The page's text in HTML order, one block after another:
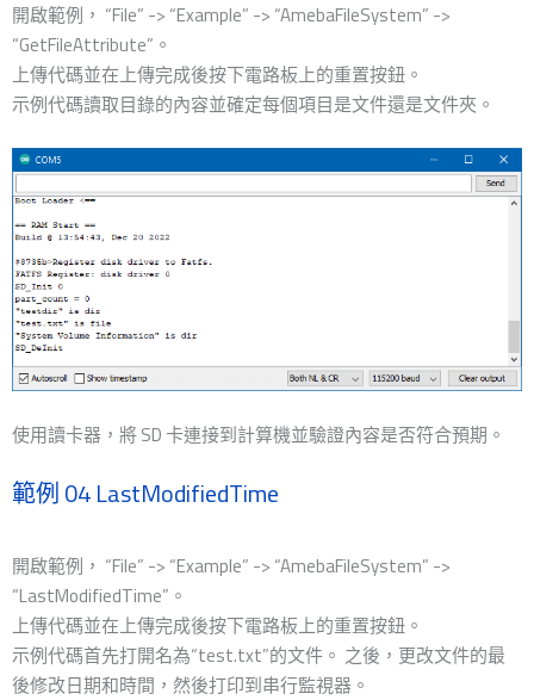
開啟範例， “File” -> “Example” -> “AmebaFileSystem” ->
“GetFileAttribute”。
上傳代碼並在上傳完成後按下電路板上的重置按鈕。
示例代碼讀取目錄的內容並確定每個項目是文件還是文件夾。
使用讀卡器，將 SD 卡連接到計算機並驗證內容是否符合預期。
範例 04 LastModifiedTime
開啟範例， “File” -> “Example” -> “AmebaFileSystem” ->
“LastModifiedTime”。
上傳代碼並在上傳完成後按下電路板上的重置按鈕。
示例代碼首先打開名為“test.txt”的文件。 之後，更改文件的最
後修改日期和時間，然後打印到串行監視器。